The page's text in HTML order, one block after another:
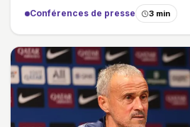
Conférences de presse 3 min